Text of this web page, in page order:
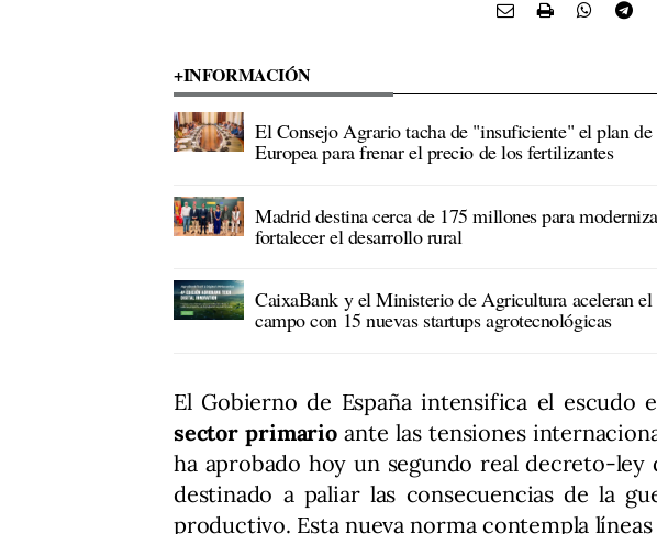
+INFORMACIÓN
El Consejo Agrario tacha de "insuficiente" el plan
Europea para frenar el precio de los fertilizantes
Madrid destina cerca de 175 millones para
fortalecer el desarrollo rural
CaixaBank y el Ministerio de Agricultura aceleran
campo con 15 nuevas startups agrotecnológicas
El Gobierno de España intensifica el escudo
sector primarioante las tensiones
ha aprobado hoy un segundo real decreto-
destinado a paliar las consecuencias de la
productivo. Esta nueva norma contempla